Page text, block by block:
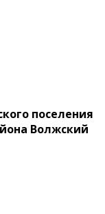
поселения
Волжский